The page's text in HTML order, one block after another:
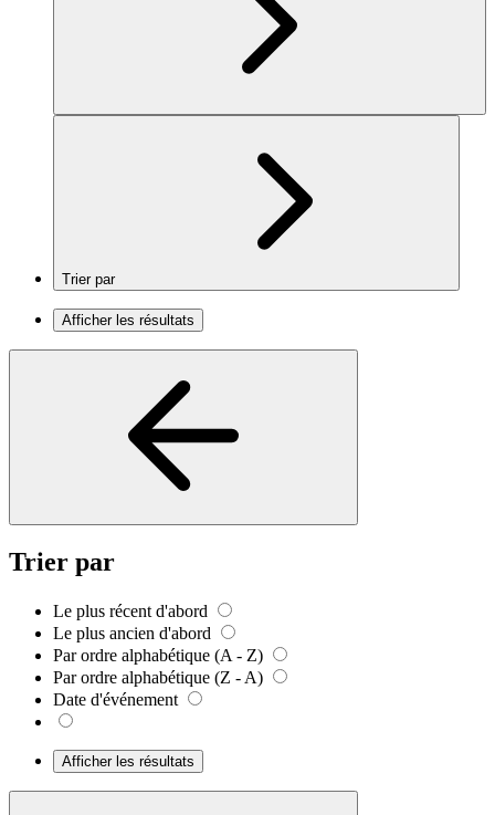
Trier par
Afficher les résultats
Trier par
Le plus récent d'abord
Le plus ancien d'abord
Par ordre alphabétique (A - Z)
Par ordre alphabétique (Z - A)
Date d'événement
Afficher les résultats